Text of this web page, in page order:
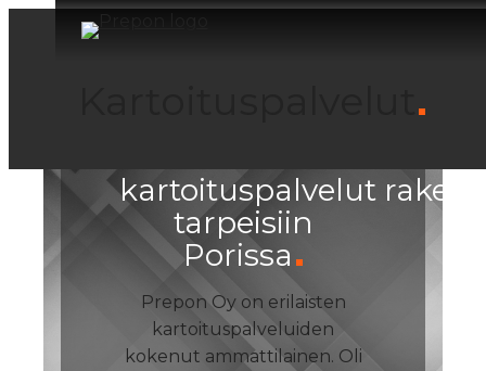
kartoituspalvelut
tarpeisiin
Porissa
Prepon Oy on erilaisten
kartoituspalveluiden
kokenut ammattilainen. Oli